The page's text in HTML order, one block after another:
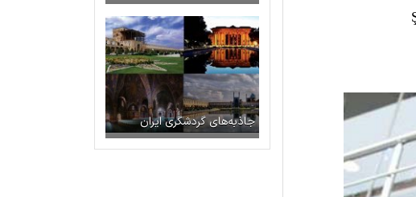
جاذبه‌های گردشگری ایران